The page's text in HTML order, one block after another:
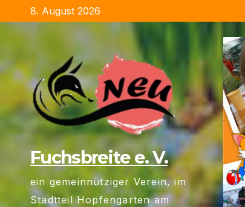
Inhalt
8. August 2026
Fuchsbreite e. V.
ein gemeinnütziger Verein, im
Stadtteil Hopfengarten am